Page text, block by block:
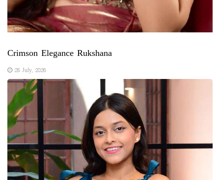
Crimson Elegance Rukshana
25 July, 2026